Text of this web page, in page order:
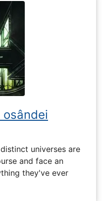
osândei
universes are
and face an
they've ever